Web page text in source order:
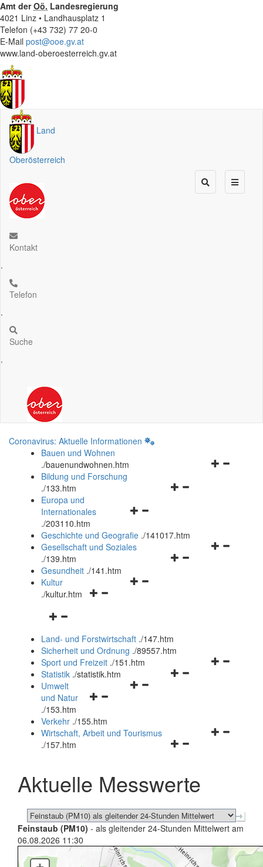
Amt derOö. Landesregierung
4021 Linz • Landhausplatz 1
Telefon (+43 732) 77 20-0
E-Mail post@ooe.gv.at
www.land-oberoesterreich.gv.at
Land
Oberösterreich
Kontakt
.
Telefon
.
Suche
.
Coronavirus: Aktuelle Informationen
Bauen und Wohnen
./bauenundwohnen.htm
Navigationsmenü
Bildung und Forschung
./133.htm
Navigationsmenü
und
schließen
Europa und
Internationales
./203110.htm
Geschichte und Geografie ./141017.htm
Navigationsmenü
Gesellschaft und Soziales
./139.htm
Navigationsmenü
Gesundheit ./141.htm
Navigationsmenü
Kultur
./kultur.htm
Navigationsmenü
und
schließen
Land- und Forstwirtschaft ./147.htm
Sicherheit und Ordnung ./89557.htm
Navigationsmenü
Sport und Freizeit ./151.htm
Navigationsmenü
Statistik ./statistik.htm
Navigationsmenü
und
schließen
Umwelt
und Natur
./153.htm
Verkehr ./155.htm
Navigationsmenü
schließen
Wirtschaft, Arbeit und Tourismus
./157.htm
Aktuelle Messwerte
Feinstaub (PM10) - als gleitender 24-Stunden Mittelwert am
06.08.2026 11:30